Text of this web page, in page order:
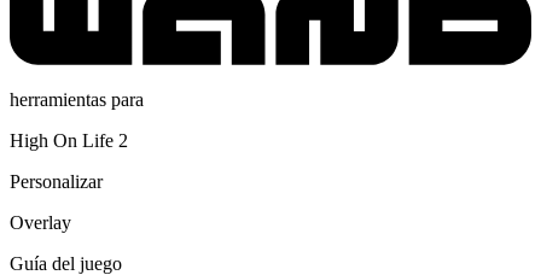
herramientas para
High On Life 2
Personalizar
Overlay
Guía del juego